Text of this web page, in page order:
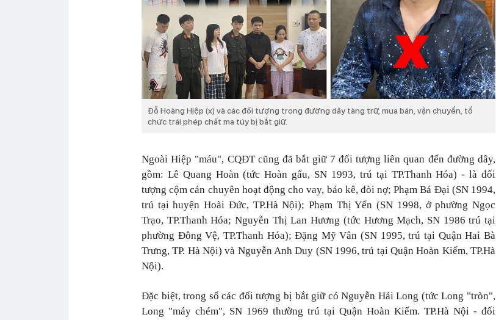
Đỗ Hoàng Hiệp (x) và các đối tượng trong đường dây tàng trữ, mua bán, vận chuyển, tổ
chức trái phép chất ma túy bị bắt giữ.
Ngoài Hiệp "máu", CQĐT cũng đã bắt giữ 7 đối tượng liên quan đến đường dây,
gồm: Lê Quang Hoàn (tức Hoàn gấu, SN 1993, trú tại TP.Thanh Hóa) - là đối
tượng cộm cán chuyên hoạt động cho vay, bảo kê, đòi nợ; Phạm Bá Đại (SN 1994,
trú tại huyện Hoài Đức, TP.Hà Nội); Phạm Thị Yến (SN 1998, ở phường Ngọc
Trạo, TP.Thanh Hóa; Nguyễn Thị Lan Hương (tức Hương Mạch, SN 1986 trú tại
phường Đông Vệ, TP.Thanh Hóa); Đặng Mỹ Vân (SN 1995, trú tại Quận Hai Bà
Trưng, TP. Hà Nội) và Nguyễn Anh Duy (SN 1996, trú tại Quận Hoàn Kiếm, TP.Hà
Nội).
Đặc biệt, trong số các đối tượng bị bắt giữ có Nguyễn Hải Long (tức Long "tròn",
Long "máy chém", SN 1969 thường trú tại Quận Hoàn Kiếm. TP.Hà Nội - đối